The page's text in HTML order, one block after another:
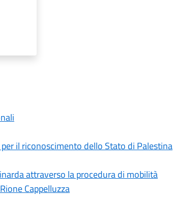
il riconoscimento dello Stato di Palestina
attraverso la procedura di mobilità
Cappelluzza